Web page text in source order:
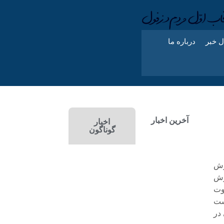
خبر درباره ما
آموزش
سخاوت
آخرین اخبار
اخبار
گوناگون